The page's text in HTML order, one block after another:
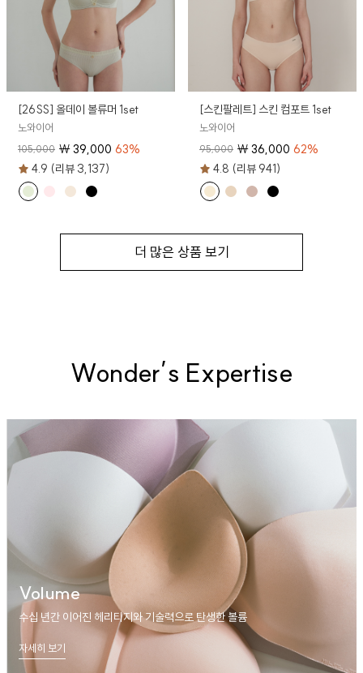
[26SS] 올데이 볼류머 1set
노와이어
105,000 ₩39,000 63%
4.9 (리뷰 3,137)
[스킨팔레트] 스킨 컴포트 1set
노와이어
95,000 ₩36,000 62%
4.8 (리뷰 941)
더 많은 상품 보기
Wonder’s Expertise
Volume
수십 년간 이어진 헤리티지와 기술력으로 탄생한 볼륨
자세히 보기